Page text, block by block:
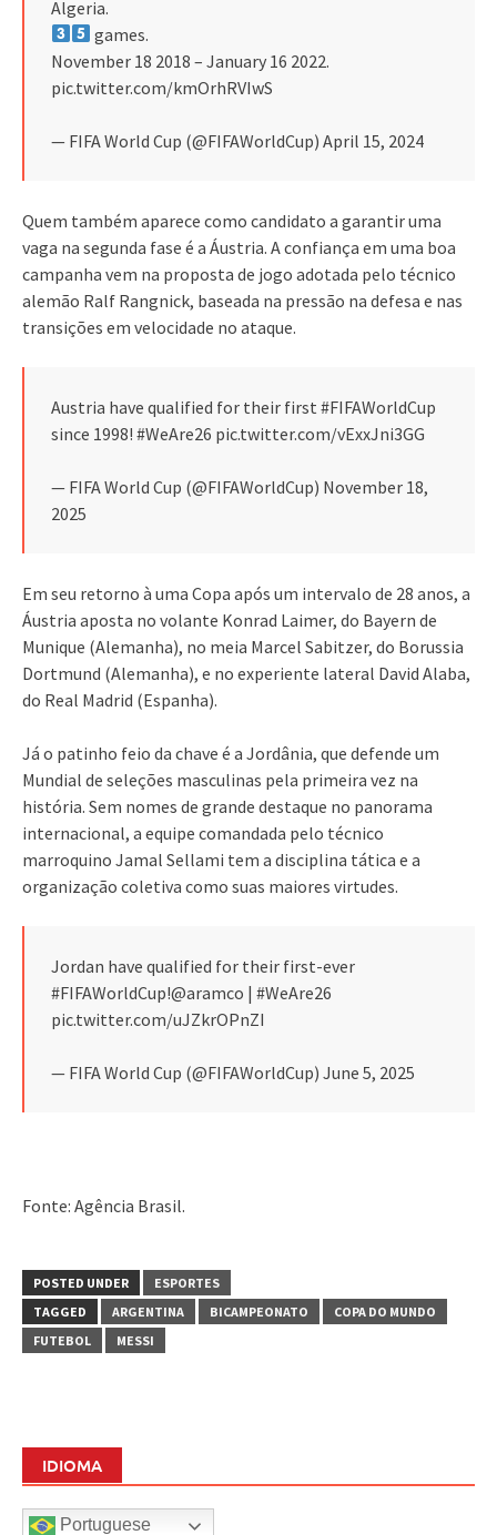
Algeria.
games.
November 18 2018 – January 16 2022.
pic.twitter.com/kmOrhRVIwS
— FIFA World Cup (@FIFAWorldCup) April 15, 2024
Quem também aparece como candidato a garantir uma
vaga na segunda fase é a Áustria. A confiança em uma boa
campanha vem na proposta de jogo adotada pelo técnico
alemão Ralf Rangnick, baseada na pressão na defesa e nas
transições em velocidade no ataque.
Austria have qualified for their first #FIFAWorldCup
since 1998! #WeAre26 pic.twitter.com/vExxJni3GG
— FIFA World Cup (@FIFAWorldCup) November 18,
2025
Em seu retorno à uma Copa após um intervalo de 28 anos, a
Áustria aposta no volante Konrad Laimer, do Bayern de
Munique (Alemanha), no meia Marcel Sabitzer, do Borussia
Dortmund (Alemanha), e no experiente lateral David Alaba,
do Real Madrid (Espanha).
Já o patinho feio da chave é a Jordânia, que defende um
Mundial de seleções masculinas pela primeira vez na
história. Sem nomes de grande destaque no panorama
internacional, a equipe comandada pelo técnico
marroquino Jamal Sellami tem a disciplina tática e a
organização coletiva como suas maiores virtudes.
Jordan have qualified for their first-ever
#FIFAWorldCup!@aramco | #WeAre26
pic.twitter.com/uJZkrOPnZI
— FIFA World Cup (@FIFAWorldCup) June 5, 2025
Fonte: Agência Brasil.
POSTED UNDER
ESPORTES
TAGGED
ARGENTINA BICAMPEONATO
COPA DO MUNDO
FUTEBOL
MESSI
IDIOMA
Portuguese